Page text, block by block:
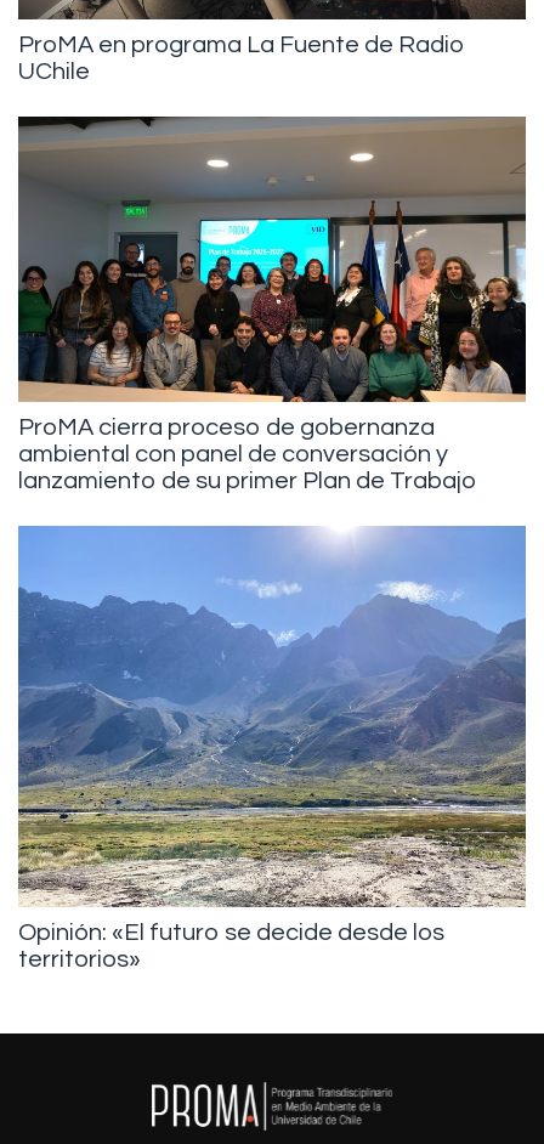
ProMA en programa La Fuente de Radio
UChile
ProMA cierra proceso de gobernanza
ambiental con panel de conversación y
lanzamiento de su primer Plan de Trabajo
Opinión: «El futuro se decide desde los
territorios»